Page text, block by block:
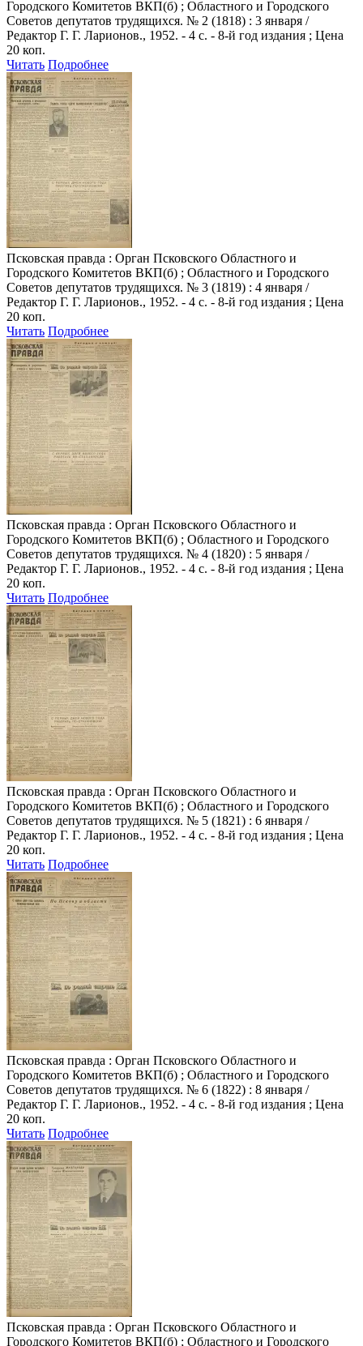
Городского Комитетов ВКП(б) ; Областного и Городского
Советов депутатов трудящихся. № 2 (1818) : 3 января /
Редактор Г. Г. Ларионов., 1952. - 4 с. - 8-й год издания ; Цена
20 коп.
Читать Подробнее
Псковская правда : Орган Псковского Областного и
Городского Комитетов ВКП(б) ; Областного и Городского
Советов депутатов трудящихся. № 3 (1819) : 4 января /
Редактор Г. Г. Ларионов., 1952. - 4 с. - 8-й год издания ; Цена
20 коп.
Читать Подробнее
Псковская правда : Орган Псковского Областного и
Городского Комитетов ВКП(б) ; Областного и Городского
Советов депутатов трудящихся. № 4 (1820) : 5 января /
Редактор Г. Г. Ларионов., 1952. - 4 с. - 8-й год издания ; Цена
20 коп.
Читать Подробнее
Псковская правда : Орган Псковского Областного и
Городского Комитетов ВКП(б) ; Областного и Городского
Советов депутатов трудящихся. № 5 (1821) : 6 января /
Редактор Г. Г. Ларионов., 1952. - 4 с. - 8-й год издания ; Цена
20 коп.
Читать Подробнее
Псковская правда : Орган Псковского Областного и
Городского Комитетов ВКП(б) ; Областного и Городского
Советов депутатов трудящихся. № 6 (1822) : 8 января /
Редактор Г. Г. Ларионов., 1952. - 4 с. - 8-й год издания ; Цена
20 коп.
Читать Подробнее
Псковская правда : Орган Псковского Областного и
Городского Комитетов ВКП(б) ; Областного и Городского